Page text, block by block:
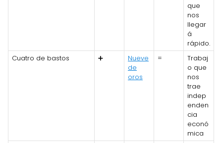
que
nos
llegar
á
rápido.
Cuatro de bastos
➕
Nueve
de
oros
=
Trabaj
o que
nos
trae
indep
enden
cia
econó
mica